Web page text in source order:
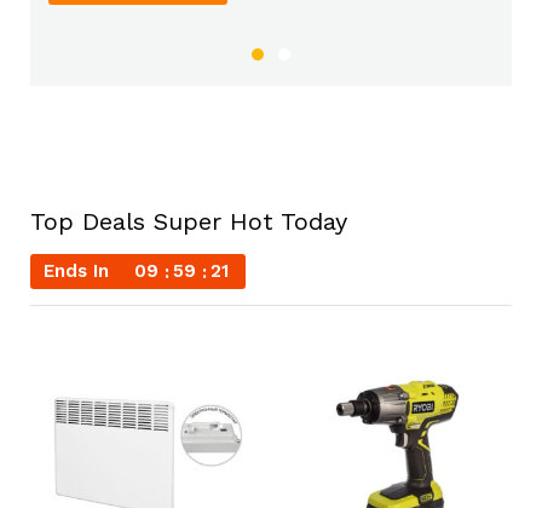
Top Deals Super Hot Today
Ends In 09 59 20